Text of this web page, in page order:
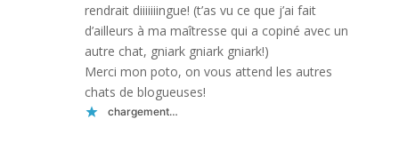
rendrait diiiiiiingue! (t’as vu ce que j’ai fait
d’ailleurs à ma maîtresse qui a copiné avec un
autre chat, gniark gniark gniark!)
Merci mon poto, on vous attend les autres
chats de blogueuses!
chargement…